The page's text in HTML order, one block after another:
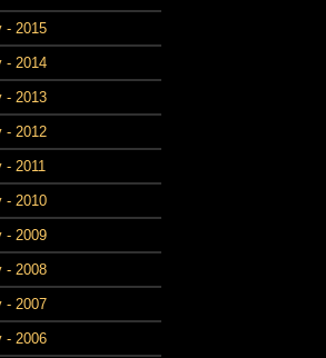
- 2015
- 2014
- 2013
- 2012
- 2011
- 2010
- 2009
- 2008
- 2007
- 2006